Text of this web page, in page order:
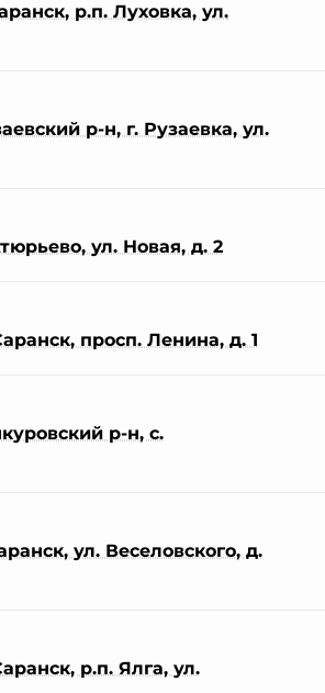
р.п. Луховка, ул.
р-н, г. Рузаевка, ул.
ул. Новая, д. 2
просп. Ленина, д. 1
р-н, с.
ул. Веселовского, д.
р.п. Ялга, ул.